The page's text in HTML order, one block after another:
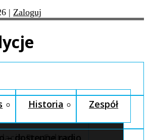
| Zaloguj
Historia Zespół
Pro Cultura
– dostępne radio